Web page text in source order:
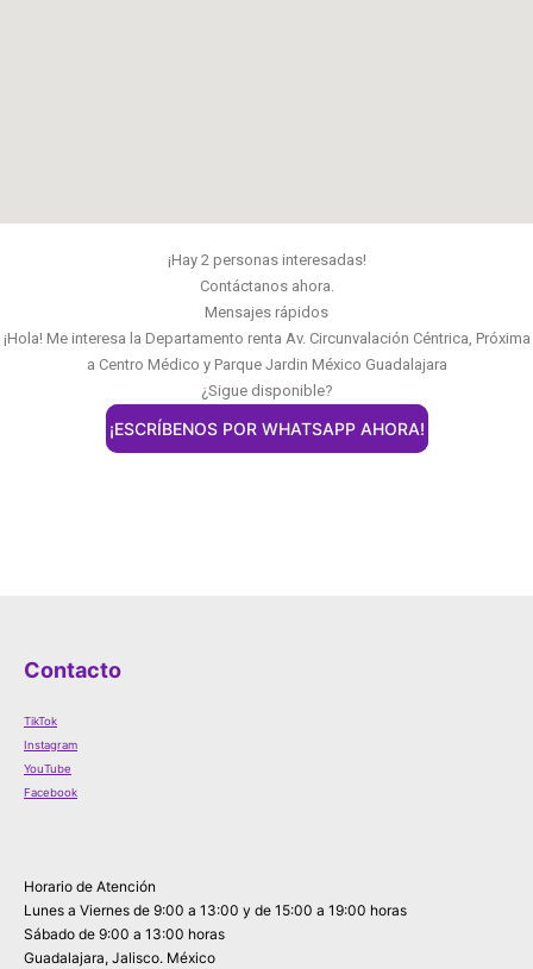
¡Hay 2 personas interesadas!
Contáctanos ahora.
Mensajes rápidos
¡Hola! Me interesa la Departamento renta Av. Circunvalación Céntrica, Próxima
a Centro Médico y Parque Jardin México Guadalajara
¿Sigue disponible?
¡ESCRÍBENOS POR WHATSAPP AHORA!
Contacto
TikTok
Instagram
YouTube
Facebook
Horario de Atención
Lunes a Viernes de 9:00 a 13:00 y de 15:00 a 19:00 horas
Sábado de 9:00 a 13:00 horas
Guadalajara, Jalisco. México